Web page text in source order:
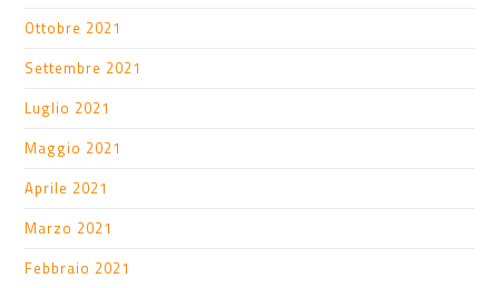
Ottobre 2021
Settembre 2021
Luglio 2021
Maggio 2021
Aprile 2021
Marzo 2021
Febbraio 2021